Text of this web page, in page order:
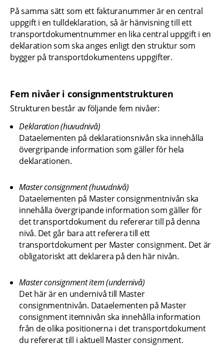
På samma sätt som ett fakturanummer är en central
uppgift i en tulldeklaration, så är hänvisning till ett
transportdokumentnummer en lika central uppgift i en
deklaration som ska anges enligt den struktur som
bygger på transportdokumentens uppgifter.
Fem nivåer i consignmentstrukturen
Strukturen består av följande fem nivåer:
Deklaration (huvudnivå)
Dataelementen på deklarationsnivån ska innehålla
övergripande information som gäller för hela
deklarationen.
Master consignment (huvudnivå)
Dataelementen på Master consignmentnivån ska
innehålla övergripande information som gäller för
det transportdokument du refererar till på denna
nivå. Det går bara att referera till ett
transportdokument per Master consignment. Det är
obligatoriskt att deklarera på den här nivån.
Master consignment item (undernivå)
Det här är en undernivå till Master
consignmentnivån. Dataelementen på Master
consignment itemnivån ska innehålla information
från de olika positionerna i det transportdokument
du refererat till i aktuell Master consignment.